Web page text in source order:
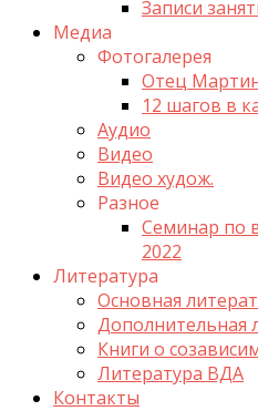
Записи
Медиа
Фотогалерея
Отец
12 шагов в
Аудио
Видео
Видео худож.
Разное
Семинар по
2022
Литература
Основная
Дополнительная
Книги о
Литература ВДА
Контакты